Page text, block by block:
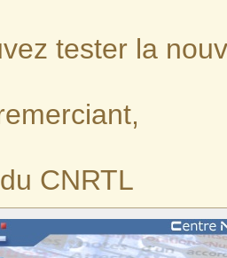
tester la
CNRTL